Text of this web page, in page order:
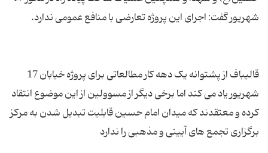
قالیباف از پشتوانه یک دهه کار مطالعاتی برای پروژه خیابان 17
شهریور یاد می کند اما برخی دیگر از مسوولین از این موضوع انتقاد
کرده و معتقدند که میدان امام حسین قابلیت تبدیل شدن به مرکز